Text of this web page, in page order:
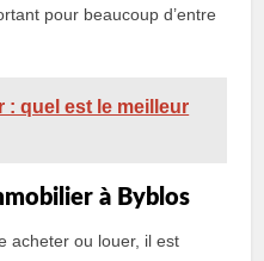
pour beaucoup d’entre
: quel est le meilleur
à Byblos
acheter ou louer, il est